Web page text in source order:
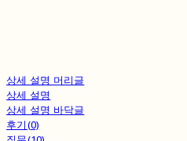
상세 설명 머리글
상세 설명
상세 설명 바닥글
후기(0)